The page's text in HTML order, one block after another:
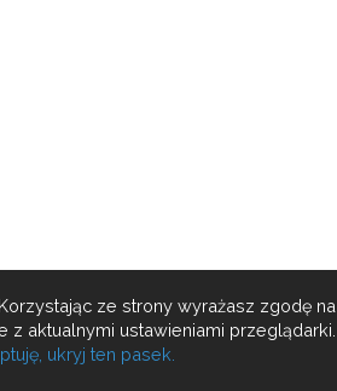
ze strony wyrażasz zgodę na
z aktualnymi ustawieniami przeglądarki.
ukryj ten pasek.